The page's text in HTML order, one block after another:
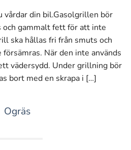
vårdar din bil.Gasolgrillen bör
och gammalt fett för att inte
ska hållas fri från smuts och
När den inte används
vädersydd. Under grillning bör
bort med en skrapa i […]
Ogräs